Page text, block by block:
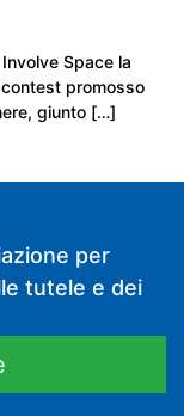
Space la
promosso
giunto […]
per
tutele e dei